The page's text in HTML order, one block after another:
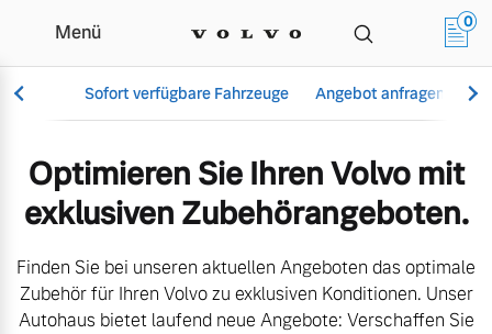
Aktuelle Zubehörangebote | La
Menü
Sofort verfügbare Fahrzeuge Angebot anfragen
Vollelektrisch
Optimieren Sie Ihren Volvo mit
exklusiven Zubehörangeboten.
Finden Sie bei unseren aktuellen Angeboten das optimale
Zubehör für Ihren Volvo zu exklusiven Konditionen. Unser
Autohaus bietet laufend neue Angebote: Verschaffen Sie
0